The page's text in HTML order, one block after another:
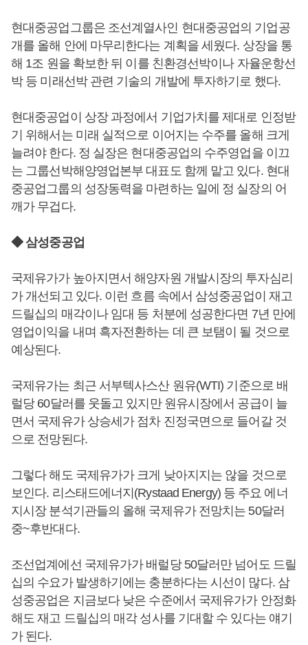
현대중공업그룹은 조선계열사인 현대중공업의 기업공
개를 올해 안에 마무리한다는 계획을 세웠다. 상장을 통
해 1조 원을 확보한 뒤 이를 친환경선박이나 자율운항선
박 등 미래선박 관련 기술의 개발에 투자하기로 했다.
현대중공업이 상장 과정에서 기업가치를 제대로 인정받
기 위해서는 미래 실적으로 이어지는 수주를 올해 크게
늘려야 한다. 정 실장은 현대중공업의 수주영업을 이끄
는 그룹선박해양영업본부 대표도 함께 맡고 있다. 현대
중공업그룹의 성장동력을 마련하는 일에 정 실장의 어
깨가 무겁다.
◆ 삼성중공업
국제유가가 높아지면서 해양자원 개발시장의 투자심리
가 개선되고 있다. 이런 흐름 속에서 삼성중공업이 재고
드릴십의 매각이나 임대 등 처분에 성공한다면 7년 만에
영업이익을 내며 흑자전환하는 데 큰 보탬이 될 것으로
예상된다.
국제유가는 최근 서부텍사스산 원유(WTI) 기준으로 배
럴당 60달러를 웃돌고 있지만 원유시장에서 공급이 늘
면서 국제유가 상승세가 점차 진정국면으로 들어갈 것
으로 전망된다.
그렇다 해도 국제유가가 크게 낮아지지는 않을 것으로
보인다. 리스태드에너지(Rystaad Energy) 등 주요 에너
지시장 분석기관들의 올해 국제유가 전망치는 50달러
중~후반대다.
조선업계에선 국제유가가 배럴당 50달러만 넘어도 드릴
십의 수요가 발생하기에는 충분하다는 시선이 많다. 삼
성중공업은 지금보다 낮은 수준에서 국제유가가 안정화
해도 재고 드릴십의 매각 성사를 기대할 수 있다는 얘기
가 된다.